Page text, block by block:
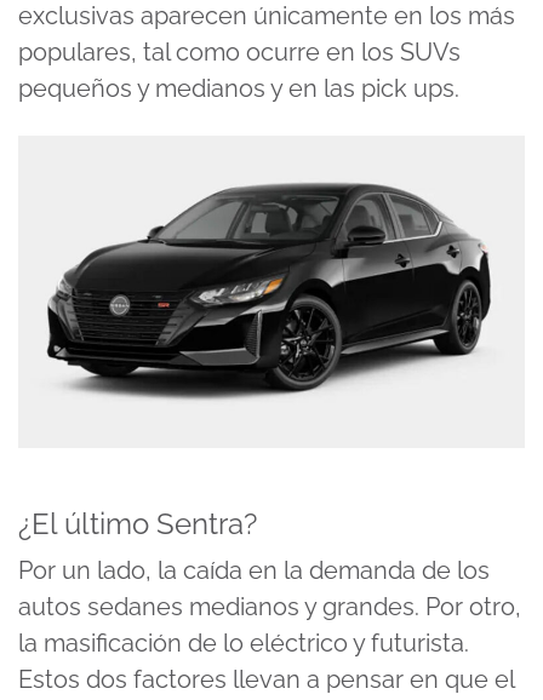
exclusivas aparecen únicamente en los más
populares, tal como ocurre en los SUVs
pequeños y medianos y en las pick ups.
¿El último Sentra?
Por un lado, la caída en la demanda de los
autos sedanes medianos y grandes. Por otro,
la masificación de lo eléctrico y futurista.
Estos dos factores llevan a pensar en que el